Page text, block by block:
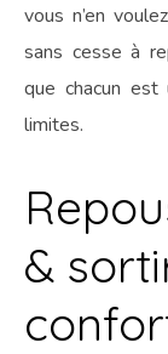
vous n’en
sans cesse à
que chacun est
limites.
&